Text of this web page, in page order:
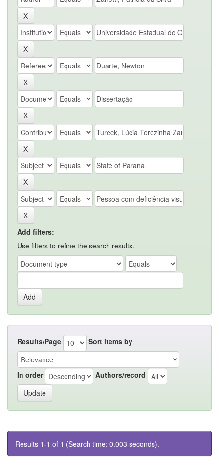
Add filters:
Use filters to refine the search results.
Results/Page Sort items by
In order Authors/record
Results 1-1 of 1 (Search time: 0.003 seconds).